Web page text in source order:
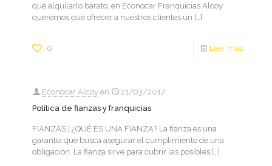
que alquilarlo barato, en Econocar Franquicias Alcoy
queremos que ofrecer a nuestros clientes un […]
0 Leer más
Econocar Alcoy en
21/03/2017
Política de fianzas y franquicias
FIANZAS | ¿QUÉ ES UNA FIANZA? La fianza es una
garantía que busca asegurar el cumplimiento de una
obligación. La fianza sirve para cubrir las posibles […]